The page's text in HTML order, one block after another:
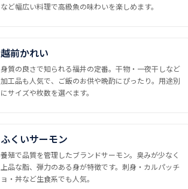
など幅広い料理で高級魚の味わいを楽しめます。
越前かれい
身質の良さで知られる福井の定番。干物・一夜干しなど
加工品も人気で、ご飯のお供や晩酌にぴったり。用途別
にサイズや枚数を選べます。
ふくいサーモン
養殖で品質を管理したブランドサーモン。臭みが少なく
上品な脂、弾力のある身が特徴です。刺身・カルパッチ
ョ・丼など生食系でも人気。